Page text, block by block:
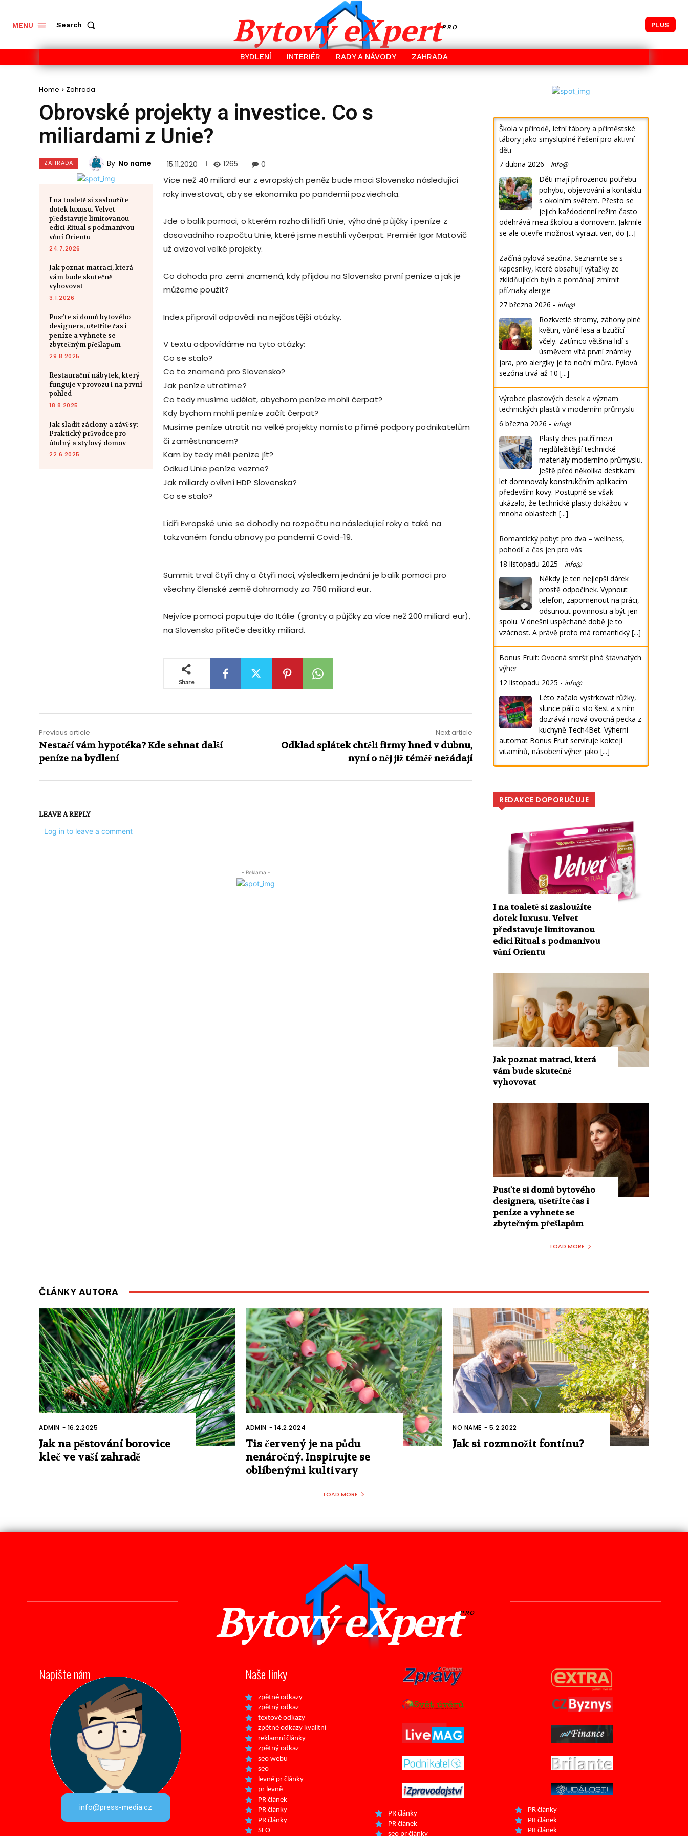
MENU Search Bytový eXpertPRO PLUS
BYDLENÍ INTERIÉR RADY A NÁVODY ZAHRADA
Home Zahrada
Obrovské projekty a investice. Co s
miliardami z Unie?
ZAHRADA By No name 15.11.2020 1265 0
I na toaletě si zasloužíte
dotek luxusu. Velvet
představuje limitovanou
edici Ritual s podmanivou
vůní Orientu
24.7.2026
Jak poznat matraci, která
vám bude skutečně
vyhovovat
3.1.2026
Pusťte si domů bytového
designera, ušetříte čas i
peníze a vyhnete se
zbytečným přešlapům
29.8.2025
Restaurační nábytek, který
funguje v provozu i na první
pohled
18.8.2025
Jak sladit záclony a závěsy:
Praktický průvodce pro
útulný a stylový domov
22.6.2025
Více než 40 miliard eur z evropských peněz bude moci Slovensko následující
roky investovat, aby se ekonomika po pandemii pozviechala.
Jde o balík pomoci, o kterém rozhodli lídři Unie, výhodné půjčky i peníze z
dosavadního rozpočtu Unie, které jsme nestihli vyčerpat. Premiér Igor Matovič
už avizoval velké projekty.
Co dohoda pro zemi znamená, kdy přijdou na Slovensko první peníze a jak je
můžeme použít?
Index připravil odpovědi na nejčastější otázky.
V textu odpovídáme na tyto otázky:
Co se stalo?
Co to znamená pro Slovensko?
Jak peníze utratíme?
Co tedy musíme udělat, abychom peníze mohli čerpat?
Kdy bychom mohli peníze začít čerpat?
Musíme peníze utratit na velké projekty namísto přímé podpory podnikatelům
či zaměstnancem?
Kam by tedy měli peníze jít?
Odkud Unie peníze vezme?
Jak miliardy ovlivní HDP Slovenska?
Co se stalo?
Lídři Evropské unie se dohodly na rozpočtu na následující roky a také na
takzvaném fondu obnovy po pandemii Covid-19.
Summit trval čtyři dny a čtyři noci, výsledkem jednání je balík pomoci pro
všechny členské země dohromady za 750 miliard eur.
Nejvíce pomoci poputuje do Itálie (granty a půjčky za více než 200 miliard eur),
na Slovensko přiteče desítky miliard.
Share
Previous article
Nestačí vám hypotéka? Kde sehnat další
peníze na bydlení
Next article
Odklad splátek chtěli firmy hned v dubnu,
nyní o něj již téměř nežádají
LEAVE A REPLY
Log in to leave a comment
- Reklama -
Škola v přírodě, letní tábory a příměstské
tábory jako smysluplné řešení pro aktivní
děti
7 dubna 2026 - info@
Děti mají přirozenou potřebu
pohybu, objevování a kontaktu
s okolním světem. Přesto se
jejich každodenní režim často
odehrává mezi školou a domovem. Jakmile
se ale otevře možnost vyrazit ven, do[...]
Začíná pylová sezóna. Seznamte se s
kapesníky, které obsahují výtažky ze
zklidňujících bylin a pomáhají zmírnit
příznaky alergie
27 března 2026 - info@
Rozkvetlé stromy, záhony plné
květin, vůně lesa a bzučící
včely. Zatímco většina lidí s
úsměvem vítá první známky
jara, pro alergiky je to noční můra. Pylová
sezóna trvá až 10[...]
Výrobce plastových desek a význam
technických plastů v moderním průmyslu
6 března 2026 - info@
Plasty dnes patří mezi
nejdůležitější technické
materiály moderního průmyslu.
Ještě před několika desítkami
let dominovaly konstrukčním aplikacím
především kovy. Postupně se však
ukázalo, že technické plasty dokážou v
mnoha oblastech[...]
Romantický pobyt pro dva – wellness,
pohodlí a čas jen pro vás
18 listopadu 2025 - info@
Někdy je ten nejlepší dárek
prostě odpočinek. Vypnout
telefon, zapomenout na práci,
odsunout povinnosti a být jen
spolu. V dnešní uspěchané době je to
vzácnost. A právě proto má romantický[...]
Bonus Fruit: Ovocná smršť plná šťavnatých
výher
12 listopadu 2025 - info@
Léto začalo vystrkovat růžky,
slunce pálí o sto šest a s ním
dozrává i nová ovocná pecka z
kuchyně Tech4Bet. Výherní
automat Bonus Fruit servíruje koktejl
vitamínů, násobení výher jako[...]
REDAKCE DOPORUČUJE
I na toaletě si zasloužíte
dotek luxusu. Velvet
představuje limitovanou
edici Ritual s podmanivou
vůní Orientu
Jak poznat matraci, která
vám bude skutečně
vyhovovat
Pusťte si domů bytového
designera, ušetříte čas i
peníze a vyhnete se
zbytečným přešlapům
LOAD MORE
ČLÁNKY AUTORA
ADMIN - 16.2.2025
Jak na pěstování borovice
kleč ve vaší zahradě
ADMIN - 14.2.2024
Tis červený je na půdu
nenáročný. Inspirujte se
oblíbenými kultivary
NO NAME - 5.2.2022
Jak si rozmnožit fontínu?
LOAD MORE
Bytový eXpertPRO
Napište nám
info@press-media.cz
Naše linky
zpětné odkazy
zpětný odkaz
textové odkazy
zpětné odkazy kvalitní
reklamní články
zpětný odkaz
seo webu
seo
levné pr články
pr levně
PR článek
PR články
PR články
SEO
PR články
PR článek
seo pr články
PR články
PR článek
PR článek